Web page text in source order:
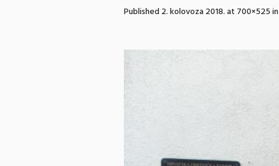
Published2. kolovoza 2018.at 700×525 in